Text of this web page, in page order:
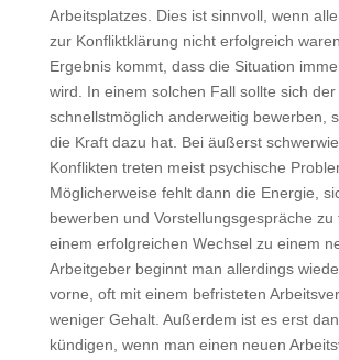
Arbeitsplatzes. Dies ist sinnvoll, wenn
zur Konfliktklärung nicht erfolgreich
Ergebnis kommt, dass die Situation
wird. In einem solchen Fall sollte sich
schnellstmöglich anderweitig bewerben,
die Kraft dazu hat. Bei äußerst
Konflikten treten meist psychische
Möglicherweise fehlt dann die Energie,
bewerben und Vorstellungsgespräche zu
einem erfolgreichen Wechsel zu einem
Arbeitgeber beginnt man allerdings
vorne, oft mit einem befristeten
weniger Gehalt. Außerdem ist es erst
kündigen, wenn man einen neuen